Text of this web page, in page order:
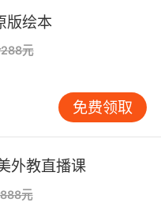
什么忠诚可言
版绘本
元
免费领取
外教直播课
元